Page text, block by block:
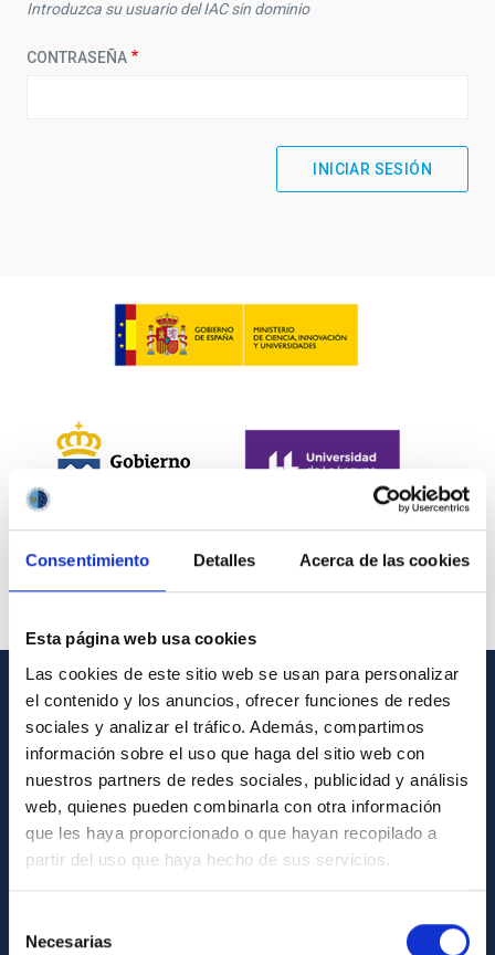
Consentimiento Detalles Acerca de las cookies
Esta página web usa cookies
Las cookies de este sitio web se usan para personalizar
el contenido y los anuncios, ofrecer funciones de redes
sociales y analizar el tráfico. Además, compartimos
información sobre el uso que haga del sitio web con
nuestros partners de redes sociales, publicidad y análisis
web, quienes pueden combinarla con otra información
que les haya proporcionado o que hayan recopilado a
partir del uso que haya hecho de sus servicios.
Necesarias
Introduzca su usuario del IAC sin dominio
CONTRASEÑA
INFORMACIÓN GENERAL
Contacto
Cómo llegar al IAC
Directorio de personal
Biblioteca